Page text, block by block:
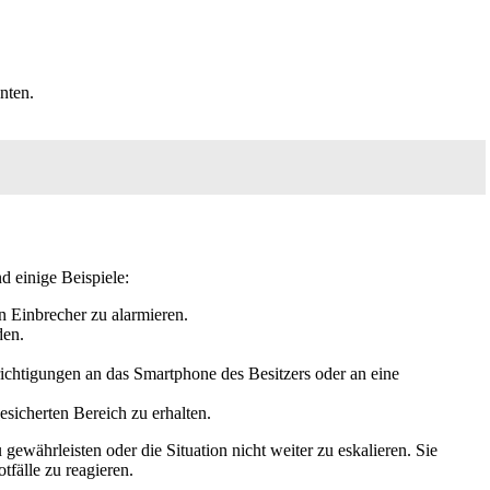
einige Beispiele:
Einbrecher zu alarmieren.
an das Smartphone des Besitzers oder an eine
Bereich zu erhalten.
oder die Situation nicht weiter zu eskalieren. Sie
zu reagieren.